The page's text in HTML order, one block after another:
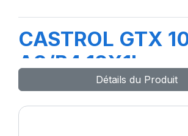
CASTROL GTX
A3/B4 12X1L
Détails du Produit